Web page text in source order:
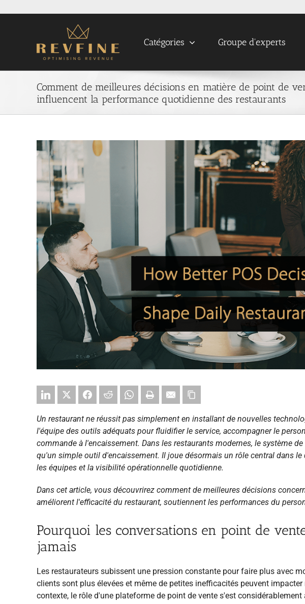
Catégories Groupe d'experts
Comment de meilleures décisions en matière de point de
influencent la performance quotidienne des restaurants
View
Larger
Image
Un restaurant ne réussit pas simplement en installant de nouvelles
l'équipe des outils adéquats pour fluidifier le service, accompagner le
commande à l'encaissement. Dans les restaurants modernes, le système
qu'un simple outil d'encaissement. Il joue désormais un rôle central dans
les équipes et la visibilité opérationnelle quotidienne.
Dans cet article, vous découvrirez comment de meilleures décisions
améliorent l'efficacité du restaurant, soutiennent les performances du
Pourquoi les conversations en point de
jamais
Les restaurateurs subissent une pression constante pour faire plus avec
clients sont plus élevées et même de petites inefficacités peuvent
contexte, le rôle d'une plateforme de point de vente s'est